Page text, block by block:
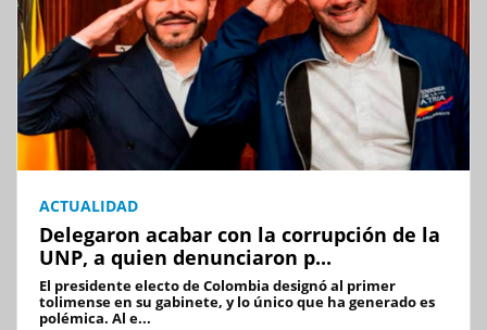
ACTUALIDAD
Delegaron acabar con la corrupción de la
UNP, a quien denunciaron p...
El presidente electo de Colombia designó al primer
tolimense en su gabinete, y lo único que ha generado es
polémica. Al e...